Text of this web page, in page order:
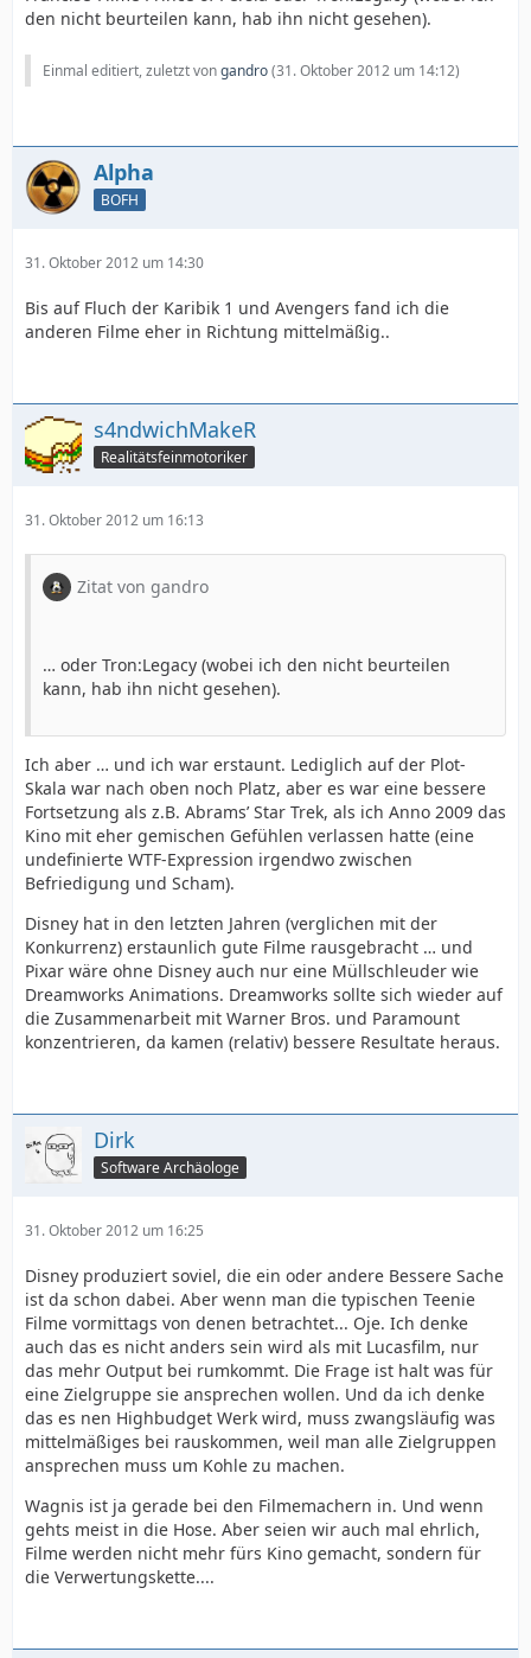
den nicht beurteilen kann, hab ihn nicht gesehen).
Einmal editiert, zuletzt vongandro(31. Oktober 2012 um 14:12)
Alpha
BOFH
31. Oktober 2012 um 14:30
Bis auf Fluch der Karibik 1 und Avengers fand ich die
anderen Filme eher in Richtung mittelmäßig..
s4ndwichMakeR
Realitätsfeinmotoriker
31. Oktober 2012 um 16:13
Zitat von gandro
… oder Tron:Legacy (wobei ich den nicht beurteilen
kann, hab ihn nicht gesehen).
Ich aber … und ich war erstaunt. Lediglich auf der Plot-
Skala war nach oben noch Platz, aber es war eine bessere
Fortsetzung als z.B. Abrams’ Star Trek, als ich Anno 2009 das
Kino mit eher gemischen Gefühlen verlassen hatte (eine
undefinierte WTF-Expression irgendwo zwischen
Befriedigung und Scham).
Disney hat in den letzten Jahren (verglichen mit der
Konkurrenz) erstaunlich gute Filme rausgebracht … und
Pixar wäre ohne Disney auch nur eine Müllschleuder wie
Dreamworks Animations. Dreamworks sollte sich wieder auf
die Zusammenarbeit mit Warner Bros. und Paramount
konzentrieren, da kamen (relativ) bessere Resultate heraus.
Dirk
Software Archäologe
31. Oktober 2012 um 16:25
Disney produziert soviel, die ein oder andere Bessere Sache
ist da schon dabei. Aber wenn man die typischen Teenie
Filme vormittags von denen betrachtet... Oje. Ich denke
auch das es nicht anders sein wird als mit Lucasfilm, nur
das mehr Output bei rumkommt. Die Frage ist halt was für
eine Zielgruppe sie ansprechen wollen. Und da ich denke
das es nen Highbudget Werk wird, muss zwangsläufig was
mittelmäßiges bei rauskommen, weil man alle Zielgruppen
ansprechen muss um Kohle zu machen.
Wagnis ist ja gerade bei den Filmemachern in. Und wenn
gehts meist in die Hose. Aber seien wir auch mal ehrlich,
Filme werden nicht mehr fürs Kino gemacht, sondern für
die Verwertungskette....